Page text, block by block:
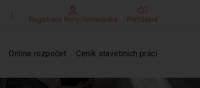
Registrace firmy/řemeslníka Přihlášení
Online rozpočet Ceník stavebních prací